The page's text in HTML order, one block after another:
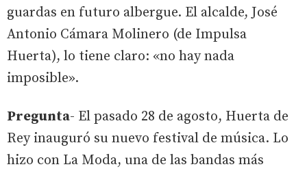
guardas en futuro albergue. El alcalde, José
Antonio Cámara Molinero (de Impulsa
Huerta), lo tiene claro: «no hay nada
imposible».
Pregunta- El pasado 28 de agosto, Huerta de
Rey inauguró su nuevo festival de música. Lo
hizo con La Moda, una de las bandas más